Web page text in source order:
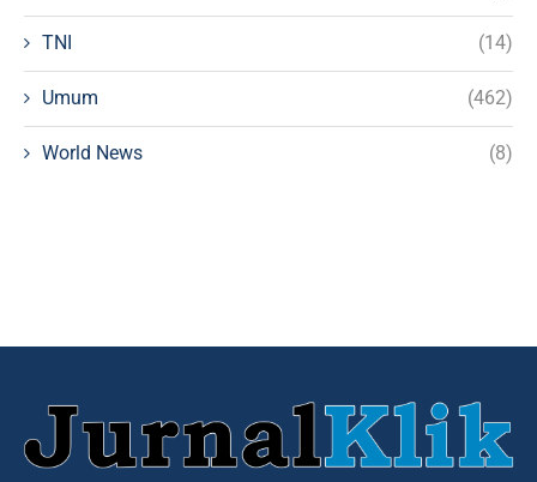
TNI (14)
Umum (462)
World News (8)